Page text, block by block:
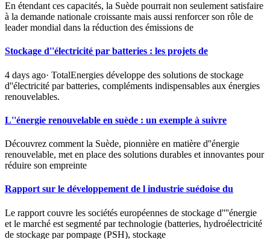
En étendant ces capacités, la Suède pourrait non seulement satisfaire
à la demande nationale croissante mais aussi renforcer son rôle de
leader mondial dans la réduction des émissions de
Stockage d''électricité par batteries : les projets de
4 days ago· TotalEnergies développe des solutions de stockage
d''électricité par batteries, compléments indispensables aux énergies
renouvelables.
L''énergie renouvelable en suède : un exemple à suivre
Découvrez comment la Suède, pionnière en matière d''énergie
renouvelable, met en place des solutions durables et innovantes pour
réduire son empreinte
Rapport sur le développement de l industrie suédoise du
Le rapport couvre les sociétés européennes de stockage d''''énergie
et le marché est segmenté par technologie (batteries, hydroélectricité
de stockage par pompage (PSH), stockage